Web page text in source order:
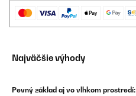
Najväčšie výhody
Pevný základ aj vo vlhkom prostredí: